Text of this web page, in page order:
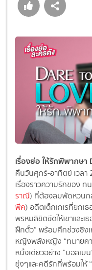
เรื่องย่อ ให้รักพิพากษา
คืนวันศุกร์-อาทิตย์ เวลา
เรื่องราวความรักของ ท
ราณี) ที่ต้องลมพัดหวนก
พีค) อดีตเด็กเกเรที่ยกเ
พรหมลิขิตขีดให้เขาและเ
ฝึกตั๋ว” พร้อมศึกช่วงชิง
หญิงพลังหญิง “ทนายคา
หนึ่งเดียวอย่าง “บอสเ
ยุ่งๆและคดีรักที่พร้อมให้